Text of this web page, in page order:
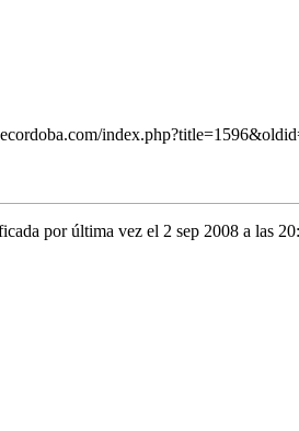
por última vez el 2 sep 2008 a las